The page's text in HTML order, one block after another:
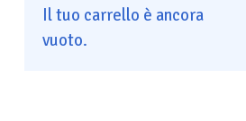
Il tuo carrello è ancora
vuoto.